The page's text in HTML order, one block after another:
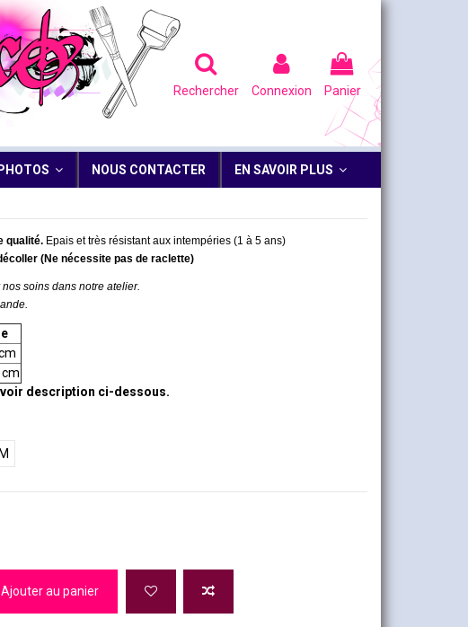
Rechercher Connexion Panier
NOUS CONTACTER EN SAVOIR PLUS
qualité. Epais et très résistant aux intempéries (1 à 5 ans)
(Ne nécessite pas de raclette)
soins dans notre atelier.
cm
description ci-dessous.
Ajouter au panier